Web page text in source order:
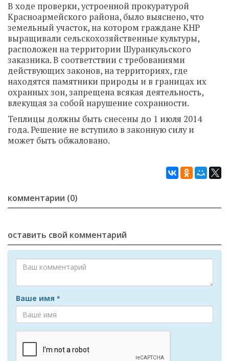
В ходе проверки, устроенной прокуратурой
Красноармейского района, было выяснено, что
земельный участок, на котором граждане КНР
выращивали сельскохозяйственные культуры,
расположен на территории Шуранкульского
заказника. В соответствии с требованиями
действующих законов, на территориях, где
находятся памятники природы и в границах их
охранных зон, запрещена всякая деятельность,
влекущая за собой нарушение сохранности.
Теплицы должны быть снесены до 1 июля 2014
года. Решение не вступило в законную силу и
может быть обжаловано.
комментарии (0)
оставить свой комментарий
Ваше имя *